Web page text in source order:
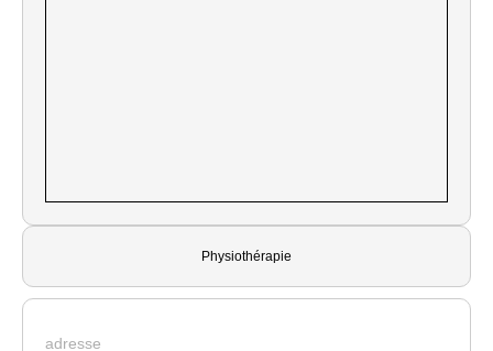
Physiothérapie
adresse